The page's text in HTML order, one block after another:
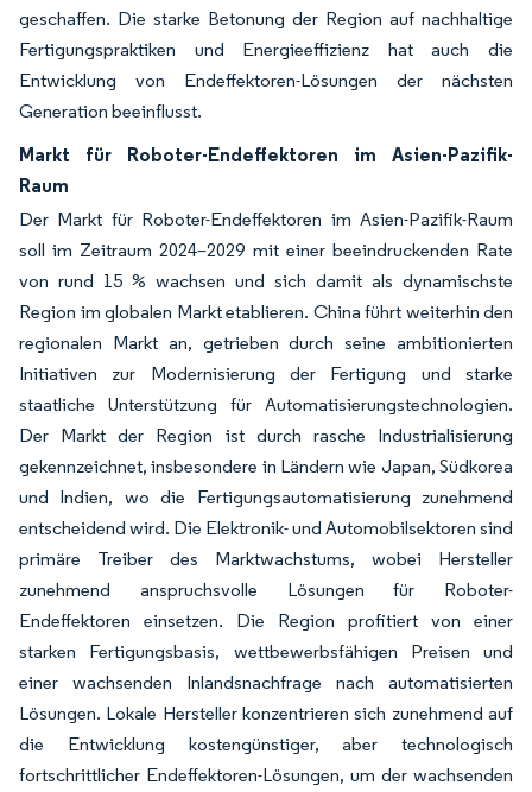
geschaffen. Die starke Betonung der Region auf nachhaltige
Fertigungspraktiken und Energieeffizienz hat auch die
Entwicklung von Endeffektoren-Lösungen der nächsten
Generation beeinflusst.
Markt für Roboter-Endeffektoren im Asien-Pazifik-
Raum
Der Markt für Roboter-Endeffektoren im Asien-Pazifik-Raum
soll im Zeitraum 2024–2029 mit einer beeindruckenden Rate
von rund 15 % wachsen und sich damit als dynamischste
Region im globalen Markt etablieren. China führt weiterhin den
regionalen Markt an, getrieben durch seine ambitionierten
Initiativen zur Modernisierung der Fertigung und starke
staatliche Unterstützung für Automatisierungstechnologien.
Der Markt der Region ist durch rasche Industrialisierung
gekennzeichnet, insbesondere in Ländern wie Japan, Südkorea
und Indien, wo die Fertigungsautomatisierung zunehmend
entscheidend wird. Die Elektronik- und Automobilsektoren sind
primäre Treiber des Marktwachstums, wobei Hersteller
zunehmend anspruchsvolle Lösungen für Roboter-
Endeffektoren einsetzen. Die Region profitiert von einer
starken Fertigungsbasis, wettbewerbsfähigen Preisen und
einer wachsenden Inlandsnachfrage nach automatisierten
Lösungen. Lokale Hersteller konzentrieren sich zunehmend auf
die Entwicklung kostengünstiger, aber technologisch
fortschrittlicher Endeffektoren-Lösungen, um der wachsenden